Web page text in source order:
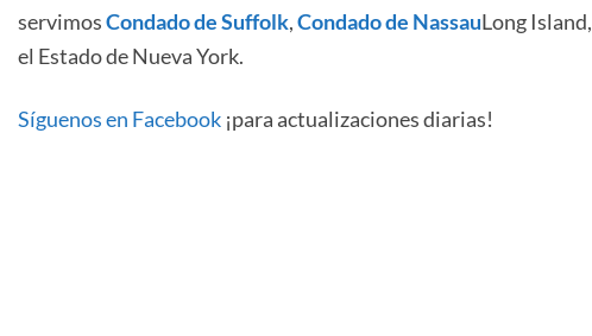
servimosCondado de Suffolk,Condado de NassauLong Island,
el Estado de Nueva York.
Síguenos en Facebook ¡para actualizaciones diarias!